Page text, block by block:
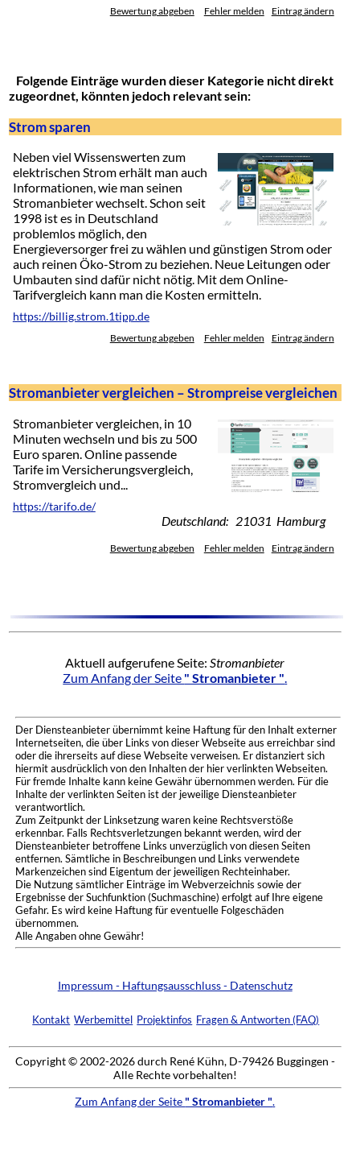
Bewertung abgeben Fehler melden Eintrag ändern
Folgende Einträge wurden dieser Kategorie nicht direkt
zugeordnet, könnten jedoch relevant sein:
Strom sparen
Neben viel Wissenswerten zum
elektrischen Strom erhält man auch
Informationen, wie man seinen
Stromanbieter wechselt. Schon seit
1998 ist es in Deutschland
problemlos möglich, den
Energieversorger frei zu wählen und günstigen Strom oder
auch reinen Öko-Strom zu beziehen. Neue Leitungen oder
Umbauten sind dafür nicht nötig. Mit dem Online-
Tarifvergleich kann man die Kosten ermitteln.
https://billig.strom.1tipp.de
Bewertung abgeben Fehler melden Eintrag ändern
Stromanbieter vergleichen – Strompreise vergleichen
Stromanbieter vergleichen, in 10
Minuten wechseln und bis zu 500
Euro sparen. Online passende
Tarife im Versicherungsvergleich,
Stromvergleich und...
https://tarifo.de/
Deutschland: 21031 Hamburg
Bewertung abgeben Fehler melden Eintrag ändern
Aktuell aufgerufene Seite: Stromanbieter
Zum Anfang der Seite " Stromanbieter "
Der Diensteanbieter übernimmt keine Haftung für den Inhalt externer
Internetseiten, die über Links von dieser Webseite aus erreichbar sind
oder die ihrerseits auf diese Webseite verweisen. Er distanziert sich
hiermit ausdrücklich von den Inhalten der hier verlinkten Webseiten.
Für fremde Inhalte kann keine Gewähr übernommen werden. Für die
Inhalte der verlinkten Seiten ist der jeweilige Diensteanbieter
verantwortlich.
Zum Zeitpunkt der Linksetzung waren keine Rechtsverstöße
erkennbar. Falls Rechtsverletzungen bekannt werden, wird der
Diensteanbieter betroffene Links unverzüglich von diesen Seiten
entfernen. Sämtliche in Beschreibungen und Links verwendete
Markenzeichen sind Eigentum der jeweiligen Rechteinhaber.
Die Nutzung sämtlicher Einträge im Webverzeichnis sowie der
Ergebnisse der Suchfunktion (Suchmaschine) erfolgt auf Ihre eigene
Gefahr. Es wird keine Haftung für eventuelle Folgeschäden
übernommen.
Alle Angaben ohne Gewähr!
Impressum - Haftungsausschluss - Datenschutz
Kontakt Werbemittel Projektinfos Fragen & Antworten (FAQ)
Copyright © 2002-2026 durch René Kühn, D-79426 Buggingen -
Alle Rechte vorbehalten!
Zum Anfang der Seite " Stromanbieter ".